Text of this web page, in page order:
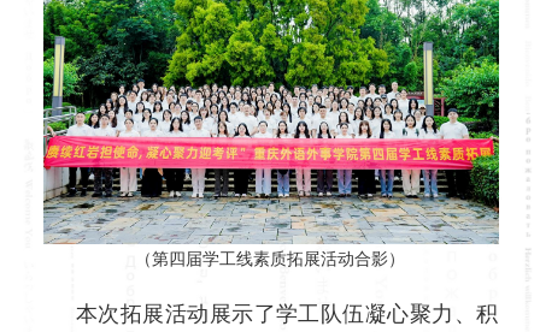
（第四届学工线素质拓展活动合影）
本次拓展活动展示了学工队伍凝心聚力、积